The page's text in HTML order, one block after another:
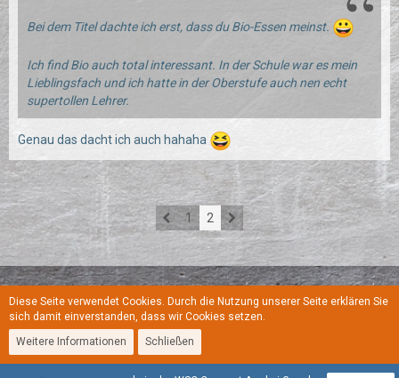
Bei dem Titel dachte ich erst, dass du Bio-Essen meinst.
Ich find Bio auch total interessant. In der Schule war es mein
Lieblingsfach und ich hatte in der Oberstufe auch nen echt
supertollen Lehrer.
Genau das dacht ich auch hahaha
1 2
Regeln Datenschutzerklärung Kontakt
Stil:YoungGay
Diese Seite verwendet Cookies. Durch die Nutzung unserer Seite erklären Sie
sich damit einverstanden, dass wir Cookies setzen.
Weitere Informationen
Schließen